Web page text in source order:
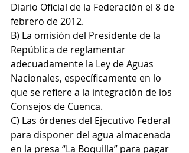
Diario Oficial de la Federación el 8 de
febrero de 2012.
B) La omisión del Presidente de la
República de reglamentar
adecuadamente la Ley de Aguas
Nacionales, específicamente en lo
que se refiere a la integración de los
Consejos de Cuenca.
C) Las órdenes del Ejecutivo Federal
para disponer del agua almacenada
en la presa “La Boquilla” para pagar